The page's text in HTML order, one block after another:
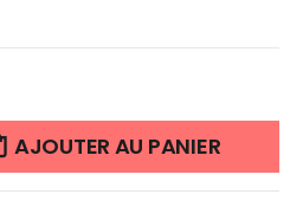
AJOUTER AU PANIER